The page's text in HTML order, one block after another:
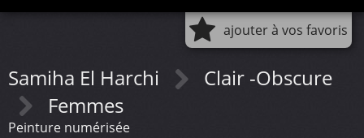
ajouter à vos favoris
Samiha El Harchi
Clair -Obscure
Femmes
Peinture numérisée